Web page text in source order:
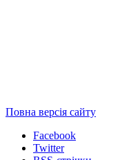
Повна версія сайту
Facebook
Twitter